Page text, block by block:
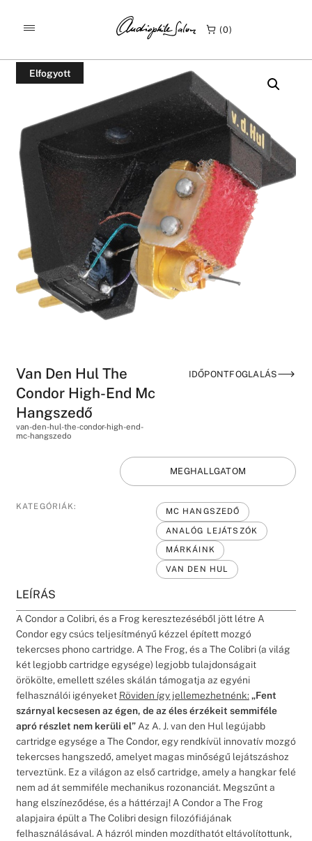
0
KEZDŐLAP TERMÉKEK
/
VAN DEN HUL THE CONDOR HIGH-END MC HANGSZEDŐ
Elfogyott
IDŐPONTFOGLALÁS
Van Den Hul The
Condor High-End Mc
Hangszedő
van-den-hul-the-condor-high-end-
mc-hangszedo
MEGHALLGATOM
KATEGÓRIÁK:
MC HANGSZEDŐ
ANALÓG LEJÁTSZÓK
MÁRKÁINK
VAN DEN HUL
LEÍRÁS
A Condor a Colibri, és a Frog keresztezéséből jött létre A
Condor egy csúcs teljesítményű kézzel épített mozgó
tekercses phono cartridge. A The Frog, és a The Colibri (a világ
két legjobb cartridge egysége) legjobb tulajdonságait
örökölte, emellett széles skálán támogatja az egyéni
felhasználói igényeket Röviden így jellemezhetnénk: „Fent
szárnyal kecsesen az égen, de az éles érzékeit semmiféle
apró részlet nem kerüli el”Az A. J. van den Hul legújabb
cartridge egysége a The Condor, egy rendkívül innovatív mozgó
tekercses hangszedő, amelyet magas minőségű lejátszáshoz
terveztünk. Ez a világon az első cartridge, amely a hangkar felé
nem ad át semmiféle mechanikus rozonanciát. Megszűnt a
hang elszíneződése, és a háttérzaj! A Condor a The Frog
alapjaira épült a The Colibri design filozófiájának
felhasználásával. A házról minden mozdíthatót eltávolítottunk,